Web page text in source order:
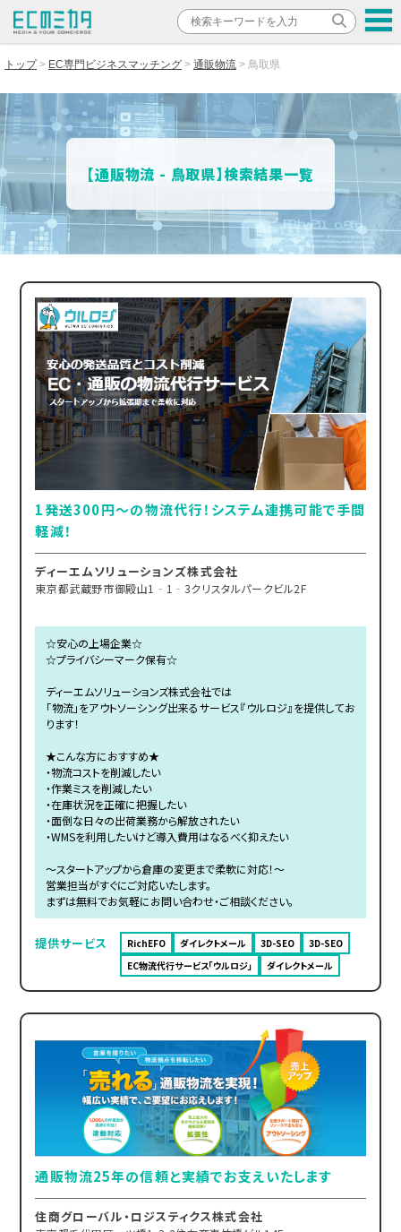
トップ EC専門ビジネスマッチング 通販物流 鳥取県
【通販物流 - 鳥取県】検索結果一覧
1発送300円～の物流代行！システム連携可能で手間
軽減！
ディーエムソリューションズ株式会社
東京都武蔵野市御殿山1‐1‐3クリスタルパークビル2F
☆安心の上場企業☆
☆プライバシーマーク保有☆
ディーエムソリューションズ株式会社では
「物流」をアウトソーシング出来るサービス『ウルロジ』を提供してお
ります！
★こんな方におすすめ★
・物流コストを削減したい
・作業ミスを削減したい
・在庫状況を正確に把握したい
・面倒な日々の出荷業務から解放されたい
・WMSを利用したいけど導入費用はなるべく抑えたい
～スタートアップから倉庫の変更まで柔軟に対応！～
営業担当がすぐにご対応いたします。
まずは無料でお気軽にお問い合わせ・ご相談ください。
提供サービス RichEFO ダイレクトメール 3D-SEO
3D-SEO
EC物流代行サービス「ウルロジ」
ダイレクトメール
通販物流25年の信頼と実績でお支えいたします
住商グローバル・ロジスティクス株式会社